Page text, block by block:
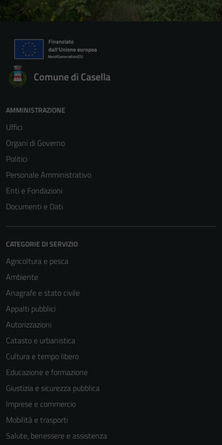
Comune di Casella
AMMINISTRAZIONE
Uffici
Organi di Governo
Politici
Personale Amministrativo
Enti e Fondazioni
Documenti e Dati
CATEGORIE DI SERVIZIO
Agricoltura e pesca
Ambiente
Anagrafe e stato civile
Appalti pubblici
Autorizzazioni
Catasto e urbanistica
Cultura e tempo libero
Educazione e formazione
Giustizia e sicurezza pubblica
Imprese e commercio
Mobilità e trasporti
Salute, benessere e assistenza